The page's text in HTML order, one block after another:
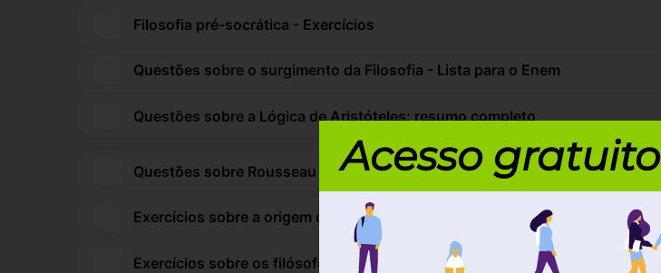
Filosofia pré-socrática - Exercícios
Questões sobre o surgimento da Filosofia - Lista para o Enem
Questões sobre a Lógica de Aristóteles: resumo completo
Questões sobre Rousseau
Exercícios sobre a origem do mito e diferenças com a Filosofia
Exercícios sobre os filósofos da natureza
Acesso gratuito